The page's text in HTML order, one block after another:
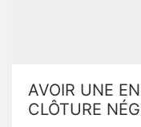
AVOIR UNE
CLÔTURE